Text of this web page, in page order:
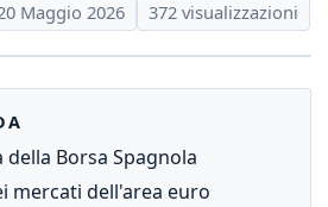
Maggio 2026 372 visualizzazioni
Borsa Spagnola
mercati dell'area euro